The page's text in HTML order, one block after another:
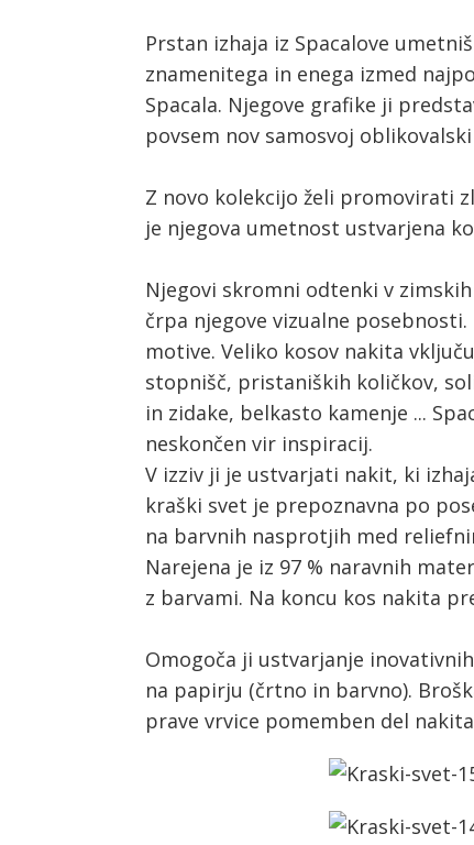
Prstan izhaja iz Spacalove
znamenitega in enega izmed
Spacala. Njegove grafike ji
povsem nov samosvoj
Z novo kolekcijo želi promovirati
je njegova umetnost ustvarjena
Njegovi skromni odtenki v
črpa njegove vizualne
motive. Veliko kosov nakita
stopnišč, pristaniških količkov,
in zidake, belkasto kamenje ...
neskončen vir inspiracij.
V izziv ji je ustvarjati nakit, ki
kraški svet je prepoznavna po
na barvnih nasprotjih med
Narejena je iz 97 % naravnih
z barvami. Na koncu kos nakita
Omogoča ji ustvarjanje
na papirju (črtno in barvno).
prave vrvice pomemben del